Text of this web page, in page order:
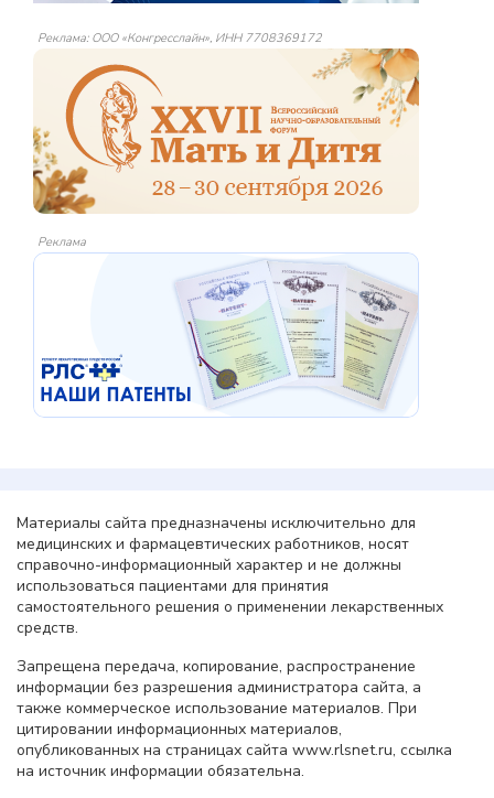
Реклама: ООО «Конгресслайн», ИНН 7708369172
Реклама
Материалы сайта предназначены исключительно для
медицинских и фармацевтических работников, носят
справочно-информационный характер и не должны
использоваться пациентами для принятия
самостоятельного решения о применении лекарственных
средств.
Запрещена передача, копирование, распространение
информации без разрешения администратора сайта, а
также коммерческое использование материалов. При
цитировании информационных материалов,
опубликованных на страницах сайта www.rlsnet.ru, ссылка
на источник информации обязательна.